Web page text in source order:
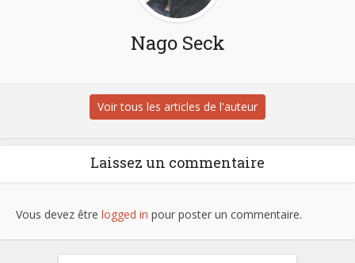
Nago Seck
Voir tous les articles de l'auteur
Laissez un commentaire
Vous devez être logged in pour poster un commentaire.